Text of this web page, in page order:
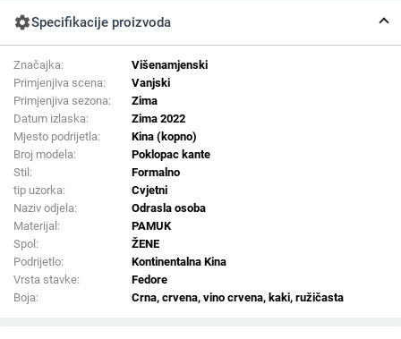
settingsSpecifikacije proizvoda
Značajka:
Višenamjenski
Primjenjiva scena:
Vanjski
Primjenjiva sezona:
Zima
Datum izlaska:
Zima 2022
Mjesto podrijetla:
Kina (kopno)
Broj modela:
Poklopac kante
Stil:
Formalno
tip uzorka:
Cvjetni
Naziv odjela:
Odrasla osoba
Materijal:
PAMUK
Spol:
ŽENE
Podrijetlo:
Kontinentalna Kina
Vrsta stavke:
Fedore
Boja:
Crna, crvena, vino crvena, kaki, ružičasta